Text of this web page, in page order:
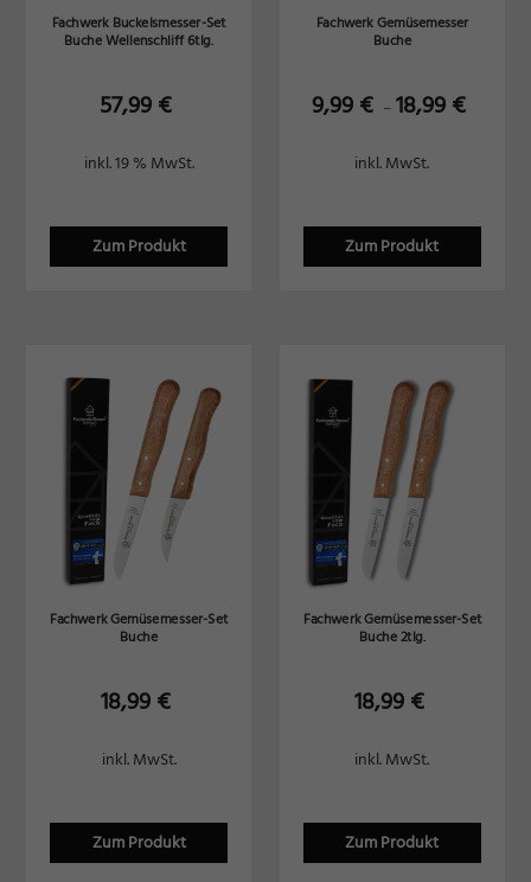
Fachwerk Buckelsmesser-Set
Buche Wellenschliff 6tlg.
57,99 €
Zum Produkt
inkl. 19 % MwSt.
Fachwerk Gemüsemesser
Buche
9,99 € –18,99 €
Zum Produkt
inkl. MwSt.
Fachwerk Gemüsemesser-Set
Buche
18,99 €
Zum Produkt
inkl. MwSt.
Fachwerk Gemüsemesser-Set
Buche 2tlg.
18,99 €
Zum Produkt
inkl. MwSt.